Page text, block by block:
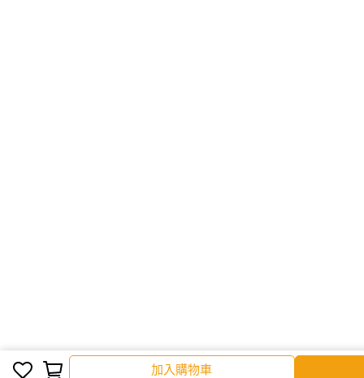
加入購物車